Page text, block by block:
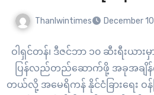
Thanlwintimes December
ဝါရှင်တန်၊ ဒီဇင်ဘာ ၁၀ ဆီးရီးယ
ပြန်လည်တည်ဆောက်ဖို့ အခုအချိ
တယ်လို့ အမေရိကန် နိုင်ငံခြားရေး